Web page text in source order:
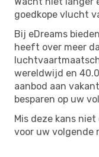
goedkope vlucht
Bij eDreams
heeft over meer
wereldwijd en
aanbod aan
besparen op uw
Mis deze kans
voor uw volgende